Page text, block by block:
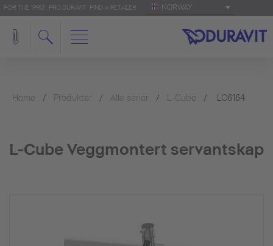
FOR THE 'PRO': PRO.DURAVIT FIND A RETAILER NORWAY
Home Produkter Alle serier L-Cube LC6164
L-Cube Veggmontert servantskap